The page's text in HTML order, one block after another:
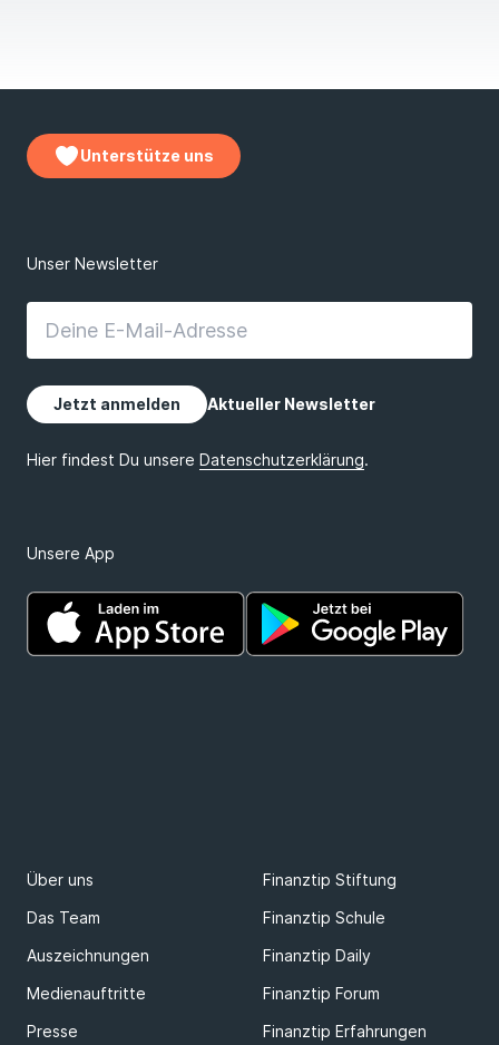
Unterstütze uns
Unsere App
Über uns
Finanztip Stiftung
Das Team
Finanztip Schule
Auszeichnungen
Finanztip Daily
Medienauftritte
Finanztip Forum
Presse
Finanztip Erfahrungen